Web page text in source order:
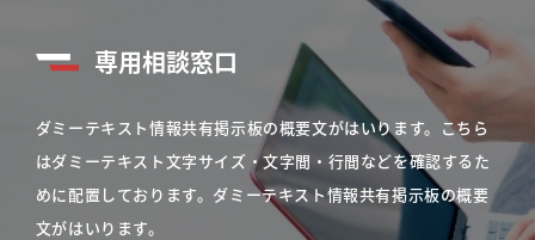
専用相談窓口
ダミーテキスト情報共有掲示板の概要文がはいります。こちら
はダミーテキスト文字サイズ・文字間・行間などを確認するた
めに配置しております。ダミーテキスト情報共有掲示板の概要
文がはいります。